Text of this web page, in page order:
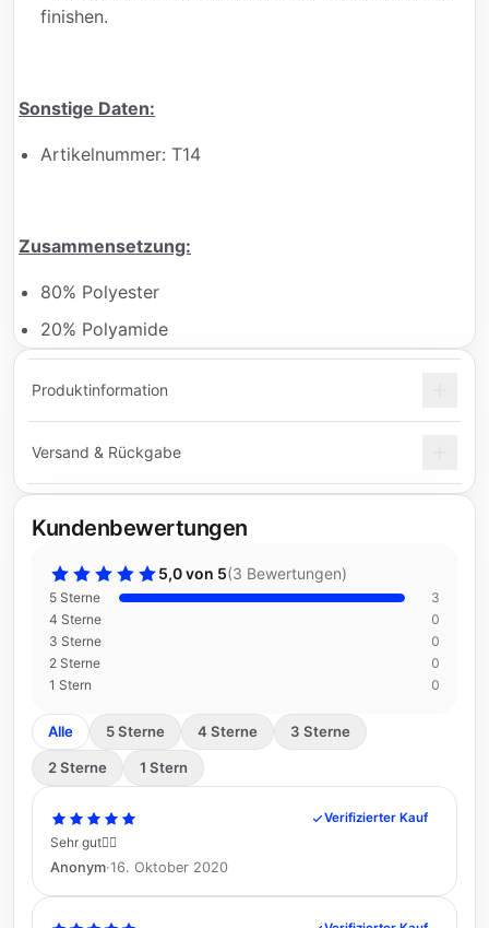
finishen.
Sonstige Daten:
Artikelnummer: T14
Zusammensetzung:
80% Polyester
20% Polyamide
Produktinformation
Versand & Rückgabe
Kundenbewertungen
5,0 von 5(3 Bewertungen)
5 Sterne
3
4 Sterne
0
3 Sterne
0
2 Sterne
0
1 Stern
0
Alle 5 Sterne 4 Sterne 3 Sterne
2 Sterne 1 Stern
Verifizierter Kauf
Sehr gut👍🏾
Anonym·16. Oktober 2020